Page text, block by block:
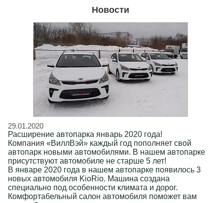
Новости
29.01.2020
Расширение автопарка январь 2020 года!
Компания «ВиллВэй» каждый год пополняет свой
автопарк новыми автомобилями. В нашем автопарке
присутствуют автомобиле не старше 5 лет!
В январе 2020 года в нашем автопарке появилось 3
новых автомобиля KioRio. Машина создана
специально под особенности климата и дорог.
Комфортабельный салон автомобиля поможет вам